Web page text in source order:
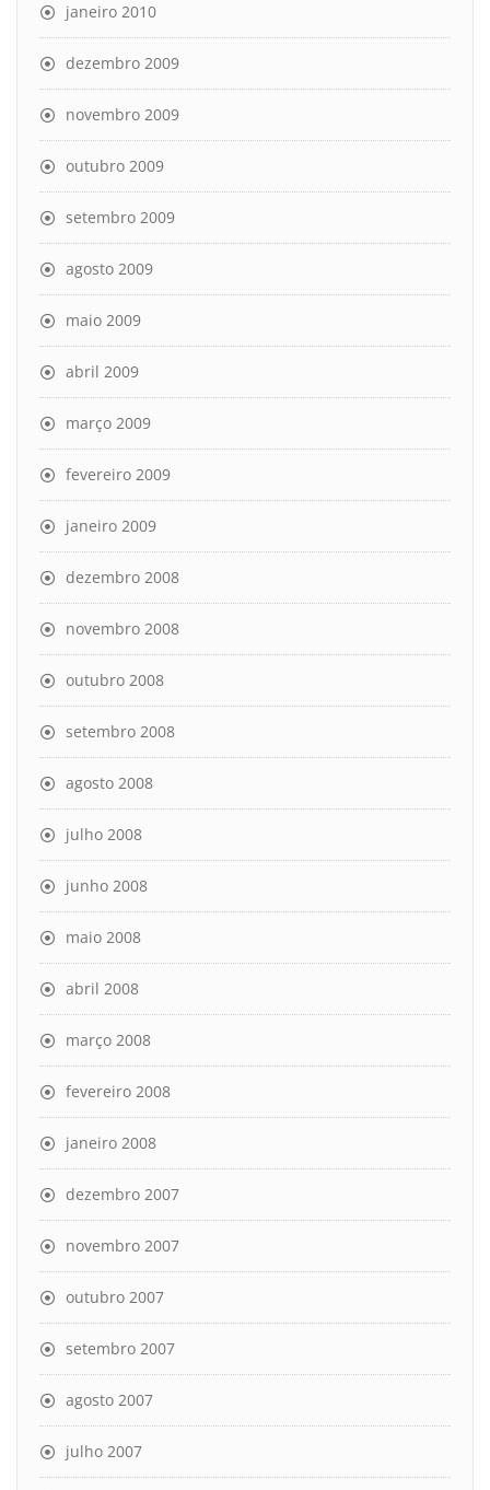
janeiro 2010
dezembro 2009
novembro 2009
outubro 2009
setembro 2009
agosto 2009
maio 2009
abril 2009
março 2009
fevereiro 2009
janeiro 2009
dezembro 2008
novembro 2008
outubro 2008
setembro 2008
agosto 2008
julho 2008
junho 2008
maio 2008
abril 2008
março 2008
fevereiro 2008
janeiro 2008
dezembro 2007
novembro 2007
outubro 2007
setembro 2007
agosto 2007
julho 2007